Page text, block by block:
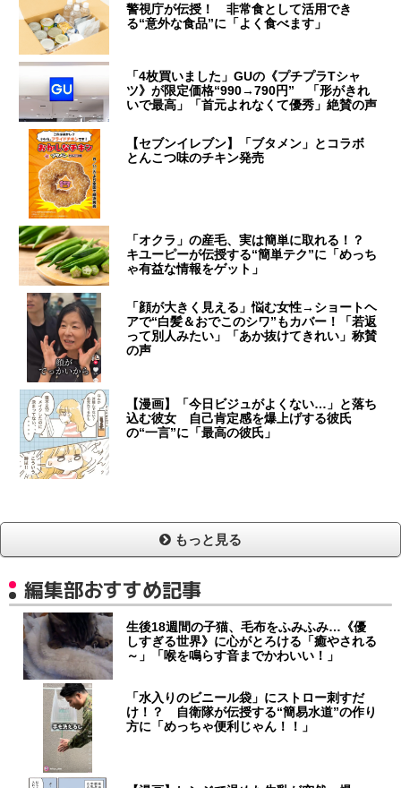
警視庁が伝授！ 非常食として活用でき
る“意外な食品”に「よく食べます」
「4枚買いました」GUの《プチプラTシャ
ツ》が限定価格“990→790円” 「形がきれ
いで最高」「首元よれなくて優秀」絶賛の声
【セブンイレブン】「ブタメン」とコラボ
とんこつ味のチキン発売
「オクラ」の産毛、実は簡単に取れる！？
キユーピーが伝授する“簡単テク”に「めっち
ゃ有益な情報をゲット」
「顔が大きく見える」悩む女性→ショートヘ
アで“白髪＆おでこのシワ”もカバー！「若返
って別人みたい」「あか抜けてきれい」称賛
の声
【漫画】「今日ビジュがよくない…」と落ち
込む彼女 自己肯定感を爆上げする彼氏
の“一言”に「最高の彼氏」
もっと見る
編集部おすすめ記事
生後18週間の子猫、毛布をふみふみ…《優
しすぎる世界》に心がとろける「癒やされる
～」「喉を鳴らす音までかわいい！」
「水入りのビニール袋」にストロー刺すだ
け！？ 自衛隊が伝授する“簡易水道”の作り
方に「めっちゃ便利じゃん！！」